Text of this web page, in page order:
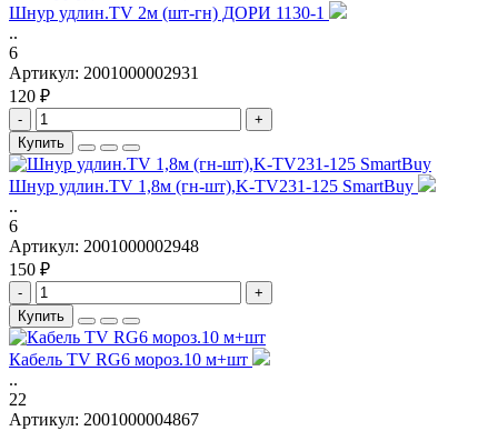
Шнур удлин.TV 2м (шт-гн) ДОРИ 1130-1
..
6
Артикул: 2001000002931
120 ₽
-
+
Купить
Шнур удлин.TV 1,8м (гн-шт),K-TV231-125 SmartBuy
..
6
Артикул: 2001000002948
150 ₽
-
+
Купить
Кабель TV RG6 мороз.10 м+шт
..
22
Артикул: 2001000004867